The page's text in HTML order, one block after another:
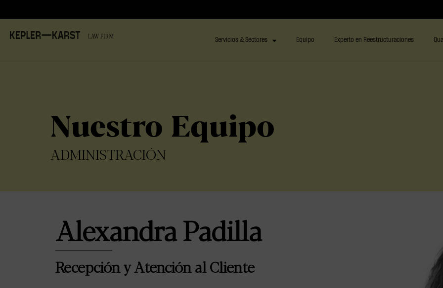
Servicios & Sectores Equipo Experto en Reestructuraciones
Nuestro Equipo
ADMINISTRACIÓN
Alexandra Padilla
Recepción y Atención al Cliente